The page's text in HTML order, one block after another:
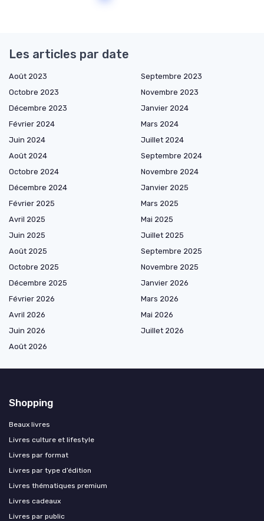
Les articles par date
Août 2023
Septembre 2023
Octobre 2023
Novembre 2023
Décembre 2023
Janvier 2024
Février 2024
Mars 2024
Juin 2024
Juillet 2024
Août 2024
Septembre 2024
Octobre 2024
Novembre 2024
Décembre 2024
Janvier 2025
Février 2025
Mars 2025
Avril 2025
Mai 2025
Juin 2025
Juillet 2025
Août 2025
Septembre 2025
Octobre 2025
Novembre 2025
Décembre 2025
Janvier 2026
Février 2026
Mars 2026
Avril 2026
Mai 2026
Juin 2026
Juillet 2026
Août 2026
Shopping
Beaux livres
Livres culture et lifestyle
Livres par format
Livres par type d’édition
Livres thématiques premium
Livres cadeaux
Livres par public